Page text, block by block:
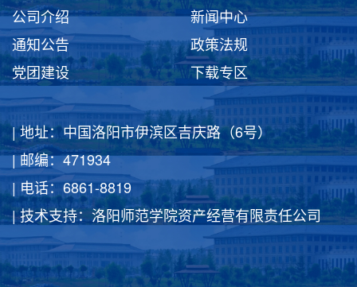
公司介绍
通知公告
党团建设
新闻中心
政策法规
下载专区
| 地址：中国洛阳市伊滨区吉庆路（6号）
| 邮编：471934
| 电话：6861-8819
| 技术支持：洛阳师范学院资产经营有限责任公司